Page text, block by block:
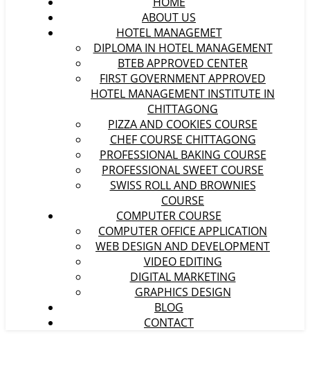
ABOUT US
HOTEL MANAGEMET
DIPLOMA IN HOTEL MANAGEMENT
BTEB APPROVED CENTER
FIRST GOVERNMENT APPROVED
HOTEL MANAGEMENT INSTITUTE IN
CHITTAGONG
PIZZA AND COOKIES COURSE
CHEF COURSE CHITTAGONG
PROFESSIONAL BAKING COURSE
PROFESSIONAL SWEET COURSE
SWISS ROLL AND BROWNIES
COURSE
COMPUTER COURSE
COMPUTER OFFICE APPLICATION
WEB DESIGN AND DEVELOPMENT
VIDEO EDITING
DIGITAL MARKETING
GRAPHICS DESIGN
BLOG
CONTACT